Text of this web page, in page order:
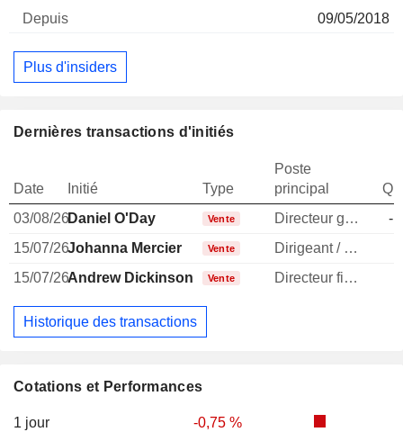
Cotations et Performances
1 jour
-0,75 %
09/05/2018
Plus d'insiders
Dernières transactions d'initiés
Date Initié Type
Poste
principal
03/08/26Daniel O'Day Vente Directeur general
-
15/07/26Johanna Mercier Vente Dirigeant / cadre principal
15/07/26Andrew Dickinson Vente Directeur financier
Historique des transactions